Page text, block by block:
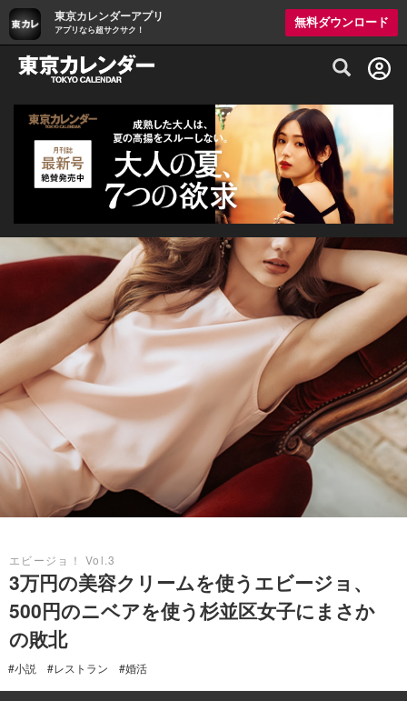
東京カレンダーアプリ
アプリなら超サクサク！
無料ダウンロード
グルメ情報・プレミアムレストラン予約
エビージョ！ Vol.3
3万円の美容クリームを使うエビージョ、
500円のニベアを使う杉並区女子にまさか
の敗北
#小説 #レストラン #婚活